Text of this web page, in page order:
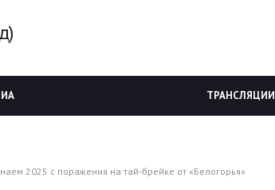
ТРАНСЛЯЦИИ
2025 с поражения на тай-брейке от «Белогорья»